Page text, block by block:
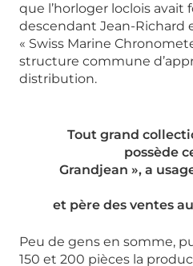
que l’horloger loclois avait
descendant Jean-Richard
« Swiss Marine
structure commune
distribution.
Tout grand
possède
Grandjean », a
et père des ventes
Peu de gens en somme,
150 et 200 pièces la